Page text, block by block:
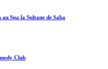
Spa la Sultane de Saba
Club